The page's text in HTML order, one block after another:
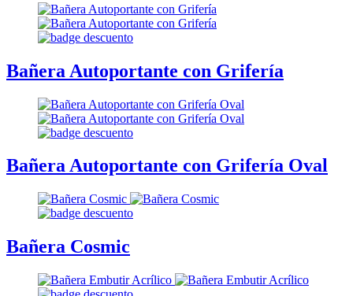
Bañera Autoportante con Grifería
Bañera Autoportante con Grifería Oval
Bañera Cosmic